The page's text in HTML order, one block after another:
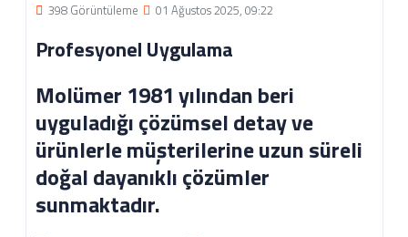
398 Görüntüleme 01 Ağustos 2025, 09:22
Profesyonel Uygulama
Molümer 1981 yılından beri
uyguladığı çözümsel detay ve
ürünlerle müşterilerine uzun süreli
doğal dayanıklı çözümler
sunmaktadır.